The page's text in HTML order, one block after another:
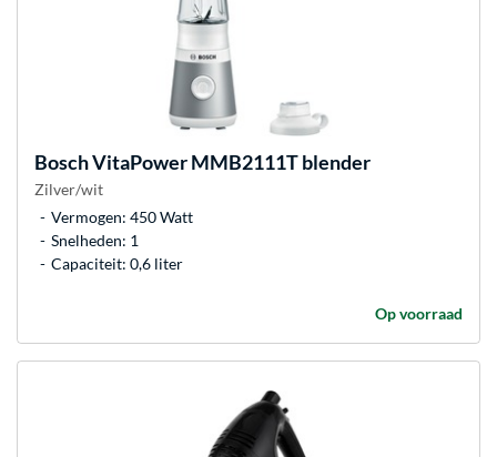
BoschVitaPower MMB2111T blender
Zilver/wit
Vermogen: 450 Watt
Snelheden: 1
Capaciteit: 0,6 liter
Op voorraad